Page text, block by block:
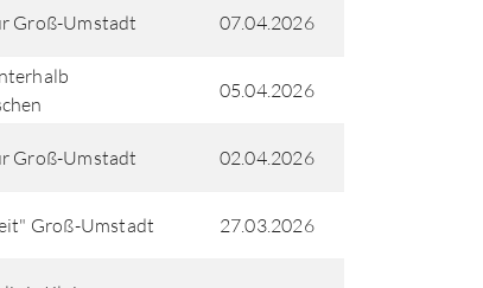
Groß-Umstadt 07.04.2026
05.04.2026
Groß-Umstadt 02.04.2026
Groß-Umstadt 27.03.2026